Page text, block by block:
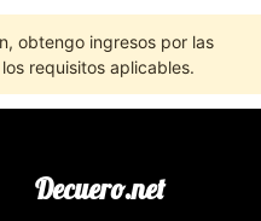
obtengo ingresos por las
requisitos aplicables.
Decuero.net